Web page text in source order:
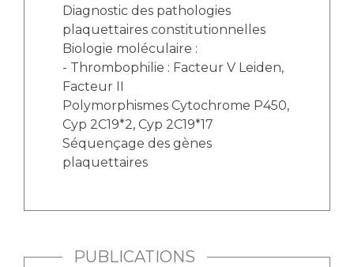
Diagnostic des pathologies
plaquettaires constitutionnelles
Biologie moléculaire :
- Thrombophilie : Facteur V Leiden,
Facteur II
Polymorphismes Cytochrome P450,
Cyp 2C19*2, Cyp 2C19*17
Séquençage des gènes
plaquettaires
PUBLICATIONS